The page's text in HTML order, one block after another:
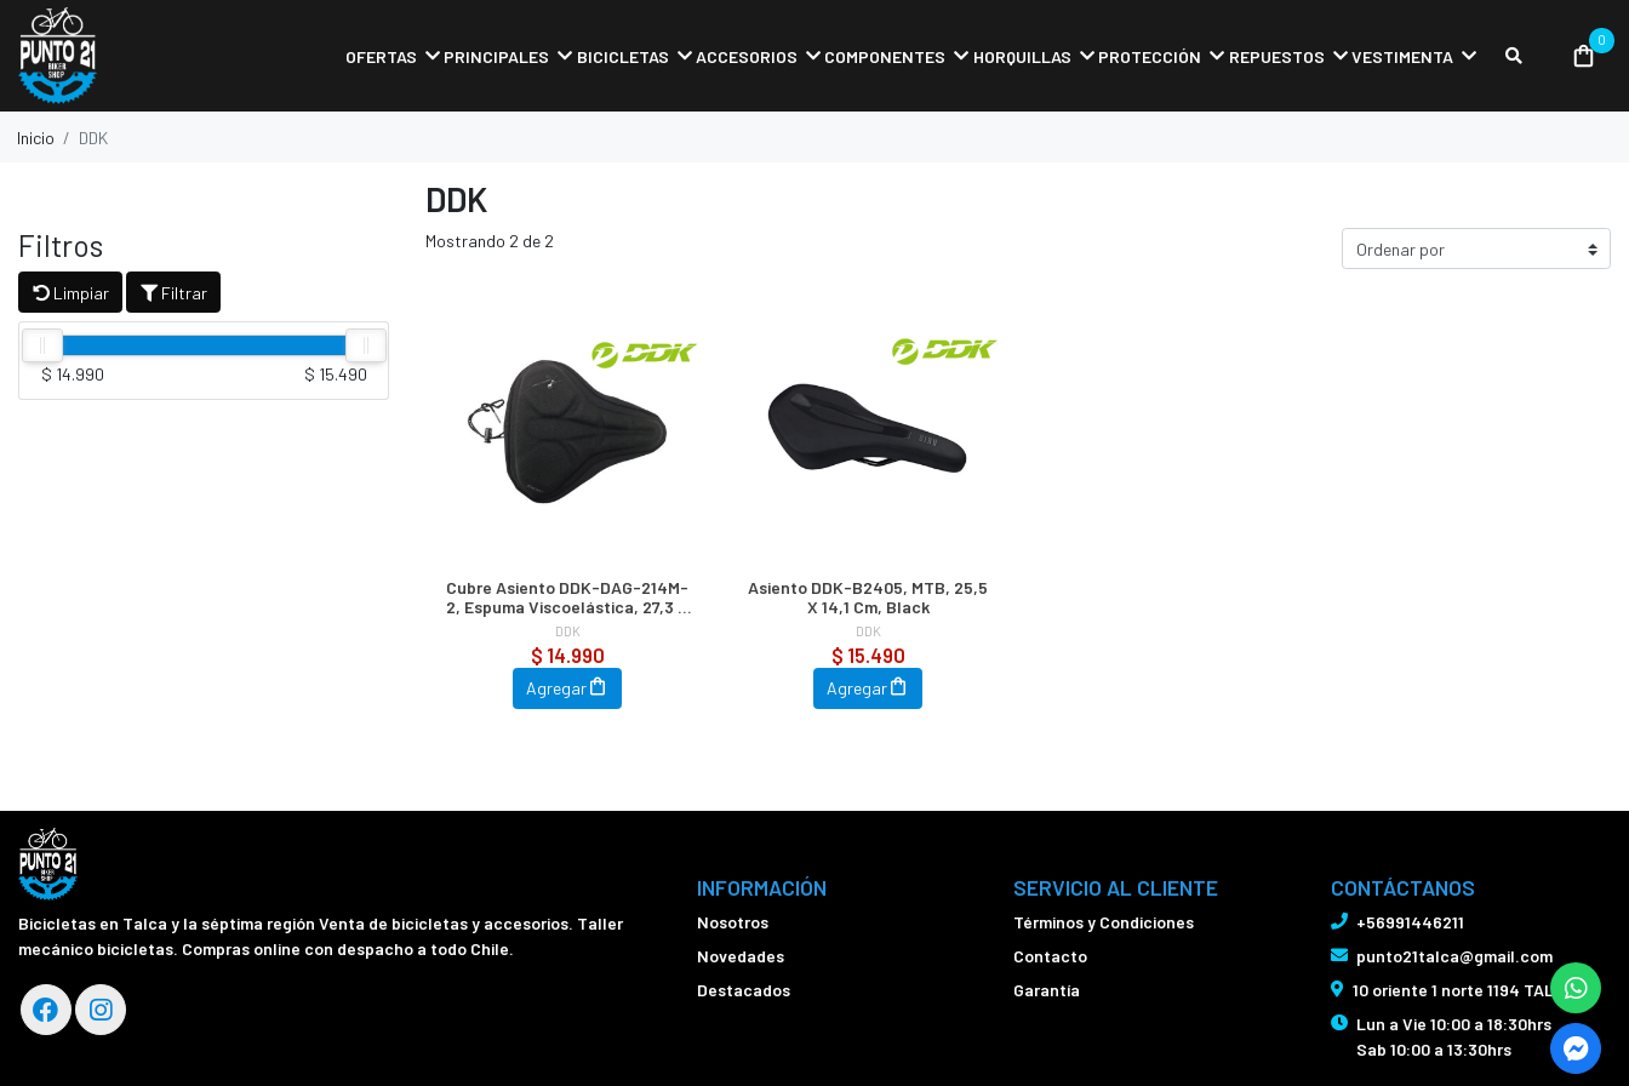
OFERTAS PRINCIPALES BICICLETAS ACCESORIOS COMPONENTES HORQUILLAS PROTECCIÓN REPUESTOS VESTIMENTA
0
Inicio DDK
DDK
Filtros
Limpiar Filtrar
$ 14.990 $ 15.490
Mostrando 2 de 2
Cubre Asiento DDK-DAG-214M-
2, Espuma Viscoelástica, 27,3 X
23,2 Cm, Wild Black
DDK
$ 14.990
Agregar
Asiento DDK-B2405, MTB, 25,5
X 14,1 Cm, Black
DDK
$ 15.490
Agregar
Bicicletas en Talca y la séptima región Venta de bicicletas y accesorios. Taller
mecánico bicicletas. Compras online con despacho a todo Chile.
INFORMACIÓN
Nosotros
Novedades
Destacados
SERVICIO AL CLIENTE
Términos y Condiciones
Contacto
Garantía
CONTÁCTANOS
+56991446211
punto21talca@gmail.com
10 oriente 1 norte 1194 TALCA
Lun a Vie 10:00 a 18:30hrs
Sab 10:00 a 13:30hrs